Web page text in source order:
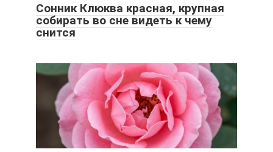
Сонник Клюква красная, крупная
собирать во сне видеть к чему
снится